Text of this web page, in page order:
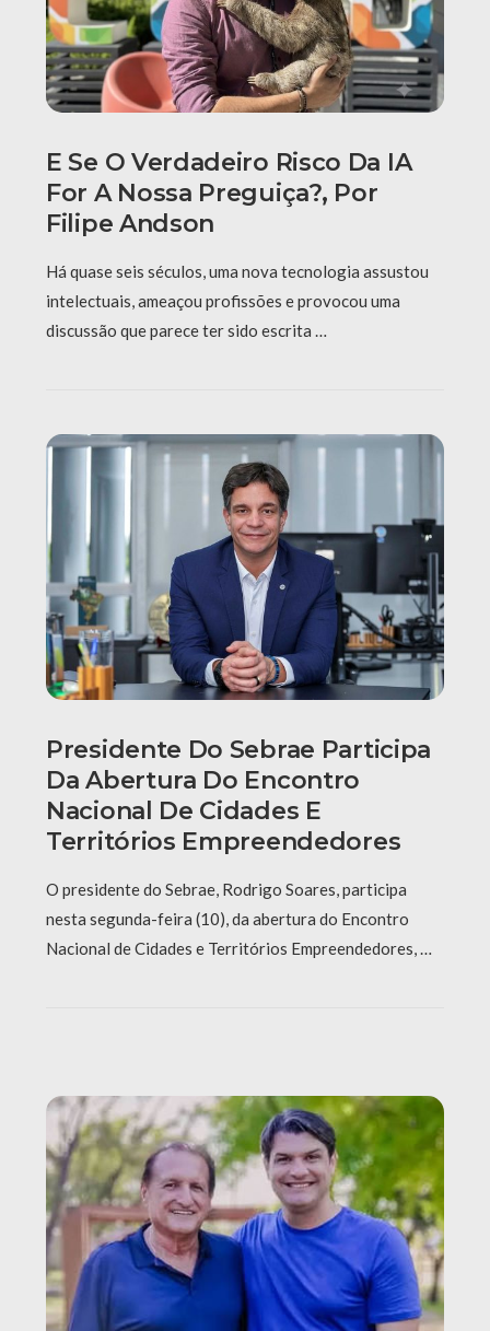
E Se O Verdadeiro Risco Da IA
For A Nossa Preguiça?, Por
Filipe Andson
Há quase seis séculos, uma nova tecnologia assustou
intelectuais, ameaçou profissões e provocou uma
discussão que parece ter sido escrita …
Presidente Do Sebrae Participa
Da Abertura Do Encontro
Nacional De Cidades E
Territórios Empreendedores
O presidente do Sebrae, Rodrigo Soares, participa
nesta segunda-feira (10), da abertura do Encontro
Nacional de Cidades e Territórios Empreendedores, …